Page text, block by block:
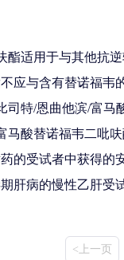
酯适用于与其他抗
应与含有替诺福韦
司特/恩曲他滨/富
马酸替诺福韦二吡
的受试者中获得的
肝病的慢性乙肝受
<上一页